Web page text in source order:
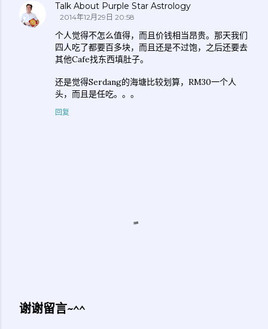
Talk About Purple Star Astrology
2014年12月29日 20:58
个人觉得不怎么值得，而且价钱相当昂贵。那天我们
四人吃了都要百多块，而且还是不过饱，之后还要去
其他Cafe找东西填肚子。
还是觉得Serdang的海塘比较划算，RM30一个人
头，而且是任吃。。。
回复
谢谢留言~^^